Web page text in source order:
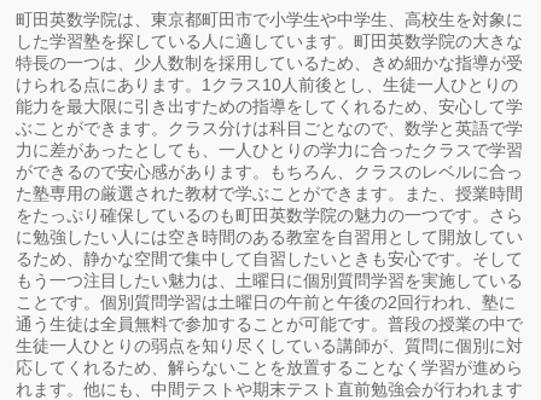
町田英数学院は、東京都町田市で小学生や中学生、高校生を対象に
した学習塾を探している人に適しています。町田英数学院の大きな
特長の一つは、少人数制を採用しているため、きめ細かな指導が受
けられる点にあります。1クラス10人前後とし、生徒一人ひとりの
能力を最大限に引き出すための指導をしてくれるため、安心して学
ぶことができます。クラス分けは科目ごとなので、数学と英語で学
力に差があったとしても、一人ひとりの学力に合ったクラスで学習
ができるので安心感があります。もちろん、クラスのレベルに合っ
た塾専用の厳選された教材で学ぶことができます。また、授業時間
をたっぷり確保しているのも町田英数学院の魅力の一つです。さら
に勉強したい人には空き時間のある教室を自習用として開放してい
るため、静かな空間で集中して自習したいときも安心です。そして
もう一つ注目したい魅力は、土曜日に個別質問学習を実施している
ことです。個別質問学習は土曜日の午前と午後の2回行われ、塾に
通う生徒は全員無料で参加することが可能です。普段の授業の中で
生徒一人ひとりの弱点を知り尽くしている講師が、質問に個別に対
応してくれるため、解らないことを放置することなく学習が進めら
れます。他にも、中間テストや期末テスト直前勉強会が行われます